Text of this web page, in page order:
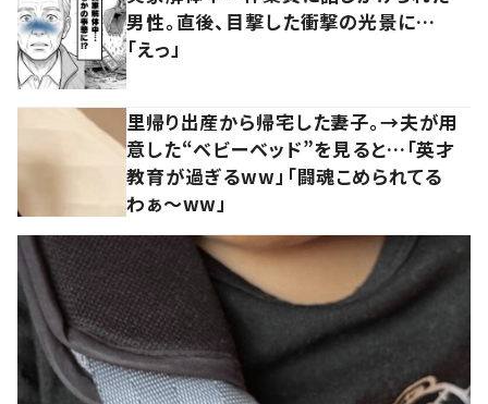
男性。直後、目撃した衝撃の光景に…
「えっ」
里帰り出産から帰宅した妻子。→夫が用
意した“ベビーベッド”を見ると…「英才
教育が過ぎるww」「闘魂こめられてる
わぁ～ww」